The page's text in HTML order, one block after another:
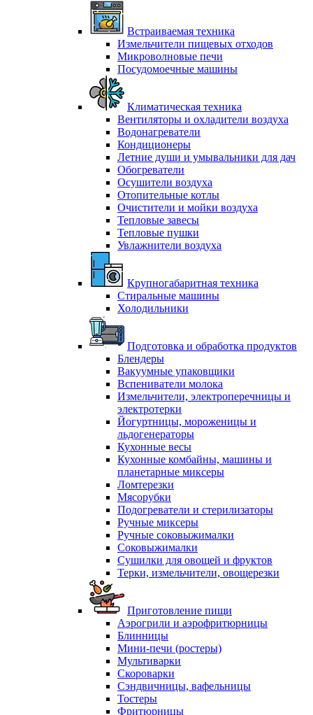
Встраиваемая техника
Измельчители пищевых отходов
Микроволновые печи
Посудомоечные машины
Климатическая техника
Вентиляторы и охладители воздуха
Водонагреватели
Кондиционеры
Летние души и умывальники для дач
Обогреватели
Осушители воздуха
Отопительные котлы
Очистители и мойки воздуха
Тепловые завесы
Тепловые пушки
Увлажнители воздуха
Крупногабаритная техника
Стиральные машины
Холодильники
Подготовка и обработка продуктов
Блендеры
Вакуумные упаковщики
Вспениватели молока
Измельчители, электроперечницы и
электротерки
Йогуртницы, мороженицы и
льдогенераторы
Кухонные весы
Кухонные комбайны, машины и
планетарные миксеры
Ломтерезки
Мясорубки
Подогреватели и стерилизаторы
Ручные миксеры
Ручные соковыжималки
Соковыжималки
Сушилки для овощей и фруктов
Терки, измельчители, овощерезки
Приготовление пищи
Аэрогрили и аэрофритюрницы
Блинницы
Мини-печи (ростеры)
Мультиварки
Скороварки
Сэндвичницы, вафельницы
Тостеры
Фритюрницы